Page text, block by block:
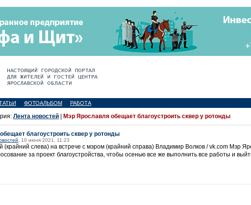
ФОТОАЛЬБОМ РАБОТА
Лента новостей Мэр Ярославля обещает благоустроить сквер у ротонды
благоустроить сквер у ротонды
, 10 июня 2021, 11:23
(крайний слева) на встрече с мэром (крайний справа) Владимир Волков / vk.com Мэр
за проект благоустройства, чтобы осенью все же выполнить все работы и